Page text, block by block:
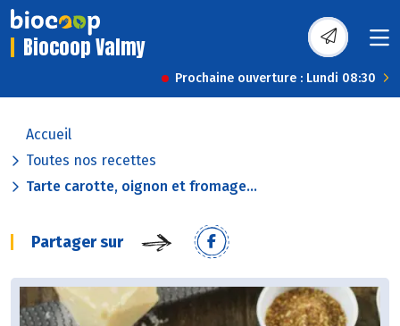
Biocoop Valmy
Prochaine ouverture : Lundi 08:30
Accueil
Toutes nos recettes
Tarte carotte, oignon et fromage...
Partager sur